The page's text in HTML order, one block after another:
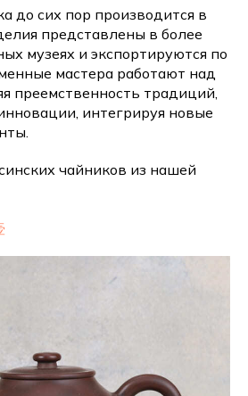
до сих пор производится в
представлены в более
музеях и экспортируются по
мастера работают над
преемственность традиций,
интегрируя новые
чайников из нашей